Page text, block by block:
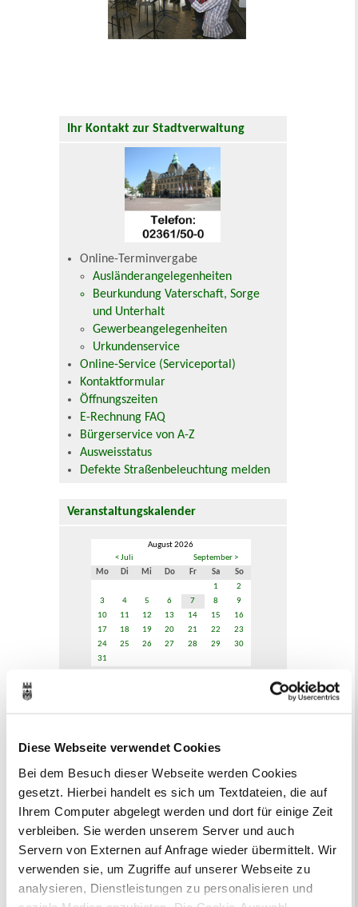
Diese Webseite verwendet Cookies
Bei dem Besuch dieser Webseite werden Cookies
gesetzt. Hierbei handelt es sich um Textdateien, die auf
Ihrem Computer abgelegt werden und dort für einige Zeit
verbleiben. Sie werden unserem Server und auch
Servern von Externen auf Anfrage wieder übermittelt. Wir
verwenden sie, um Zugriffe auf unserer Webseite zu
analysieren, Dienstleistungen zu personalisieren und
Ihr Kontakt zur Stadtverwaltung
Online-Terminvergabe
Ausländerangelegenheiten
Beurkundung Vaterschaft, Sorge
und Unterhalt
Gewerbeangelegenheiten
Urkundenservice
Online-Service (Serviceportal)
Kontaktformular
Öffnungszeiten
E-Rechnung FAQ
Bürgerservice von A-Z
Ausweisstatus
Defekte Straßenbeleuchtung melden
Veranstaltungskalender
August 2026
< Juli
September >
Mo
Di Mi Do Fr Sa
So
1
2
3
4 5 6 7 8
9
10
11 12 13 14 15
16
17
18 19 20 21 22
23
24
25 26 27 28 29
30
31
Online-Beteiligungsportal der
Stadtverwaltung
Bauleitplanung: Für Bürger*innen gibt
es Möglichkeiten, sich an
Bebauungsplänen und Änderungen zum